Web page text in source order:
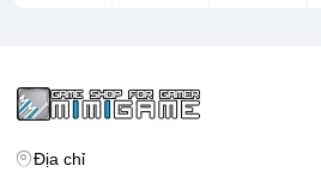
Địa chỉ